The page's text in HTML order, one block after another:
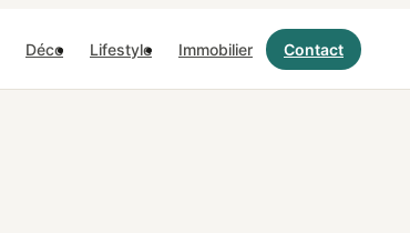
Déco Lifestyle Immobilier Contact